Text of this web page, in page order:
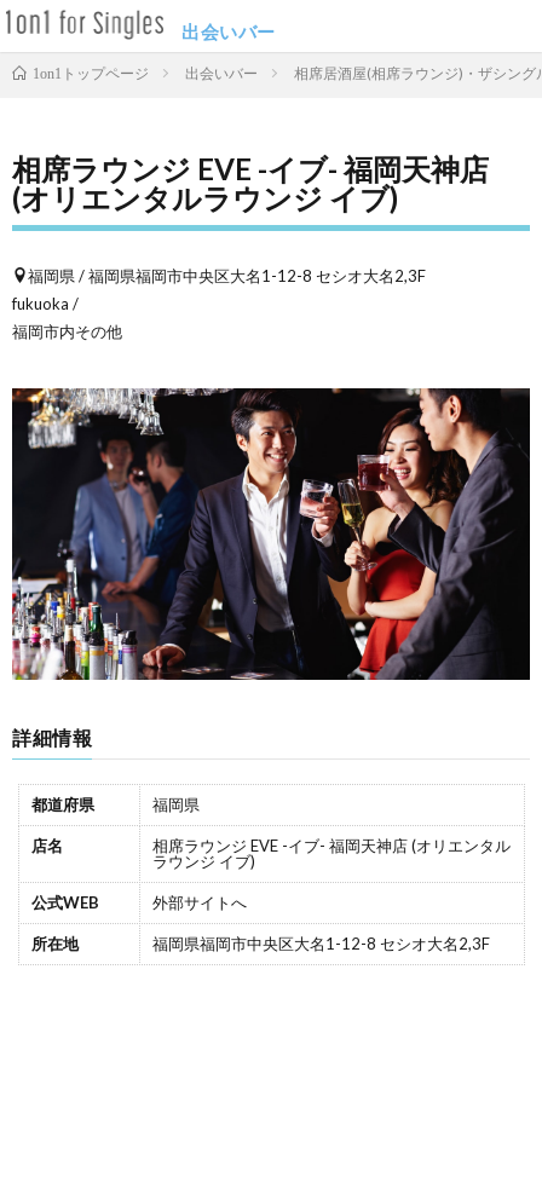
出会いバー
1on1トップページ 出会いバー 相席居酒屋(相席ラウンジ)・ザシング
相席ラウンジ EVE -イブ- 福岡天神店
(オリエンタルラウンジ イブ)
福岡県 / 福岡県福岡市中央区大名1-12-8 セシオ大名2,3F
fukuoka /
福岡市内その他
詳細情報
都道府県 福岡県
店名
相席ラウンジ EVE -イブ- 福岡天神店 (オリエンタル
ラウンジ イブ)
公式WEB 外部サイトへ
所在地 福岡県福岡市中央区大名1-12-8 セシオ大名2,3F